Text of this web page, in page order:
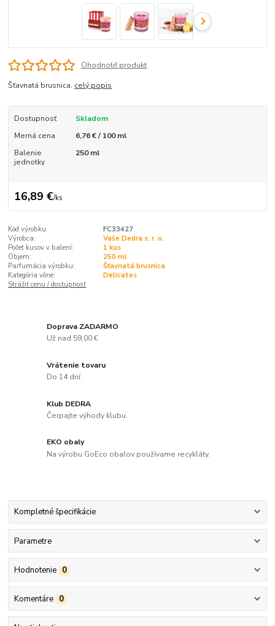
Ohodnotiť produkt
Šťavnatá brusnica. celý popis
Dostupnosť
Skladom
Merná cena
6,76 € / 100 ml
Balenie
jednotky
250 ml
16,89 €/ks
Kód výrobku
FC33427
Výrobca:
Vaše Dedra s. r. o.
Počet kusov v balení:
1 kus
Objem:
250 ml
Parfumácia výrobku:
Šťavnatá brusnica
Kategória vône:
Delicates
Strážiť cenu / dostupnosť
Doprava ZADARMO
Už nad 59,00 €
Vrátenie tovaru
Do 14 dní.
Klub DEDRA
Čerpajte výhody klubu.
EKO obaly
Na výrobu GoEco obalov používame recykláty.
Kompletné špecifikácie
Parametre
Hodnotenie 0
Komentáre 0